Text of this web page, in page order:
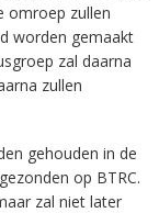
omroep zullen
worden gemaakt
zal daarna
zullen
gehouden in de
op BTRC.
zal niet later